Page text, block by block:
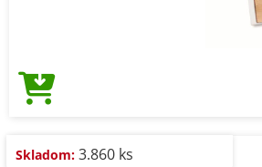
Skladom: 3.860 ks